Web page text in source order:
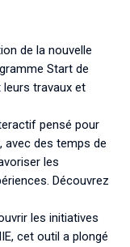
de la nouvelle
Start de
leurs travaux et
pensé pour
avec des temps de
les
Découvrez
les initiatives
cet outil a plongé